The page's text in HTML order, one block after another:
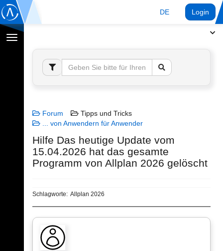
DE Login
Navigation
umschalten
Forum
Tipps und Tricks
... von Anwendern für Anwender
Hilfe Das heutige Update vom
15.04.2026 hat das gesamte
Programm von Allplan 2026 gelöscht
Schlagworte: Allplan 2026